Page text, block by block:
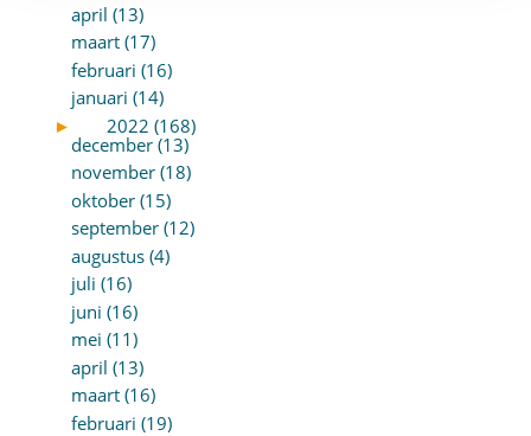
april (13)
maart (17)
februari (16)
januari (14)
►
2022 (168)
december (13)
november (18)
oktober (15)
september (12)
augustus (4)
juli (16)
juni (16)
mei (11)
april (13)
maart (16)
februari (19)